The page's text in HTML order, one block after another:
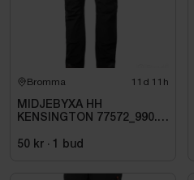
Bromma 11d 11h
MIDJEBYXA HH
KENSINGTON 77572_990.
50 kr · 1 bud